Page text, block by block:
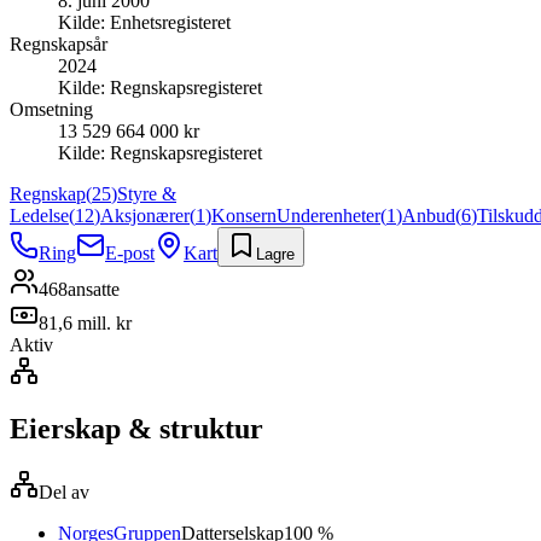
Kilde: Enhetsregisteret
Regnskapsår
2024
Kilde: Regnskapsregisteret
Omsetning
13 529 664 000 kr
Kilde: Regnskapsregisteret
Regnskap(25)Styre &
Ledelse(12)Aksjonærer(1)KonsernUnderenheter(1)Anbud(6)
Ring
E-post Kart Lagre
468ansatte
81,6 mill. kr
Aktiv
Eierskap & struktur
Del av
NorgesGruppenDatterselskap100 %